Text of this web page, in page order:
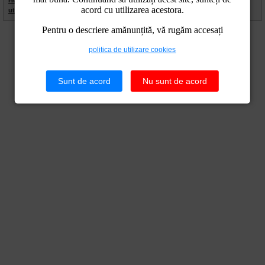
acord cu utilizarea acestora.
Pentru o descriere amănunțită, vă rugăm accesați
politica de utilizare cookies
Sunt de acord Nu sunt de acord
utilizare cookies
Politica de confidentialitate